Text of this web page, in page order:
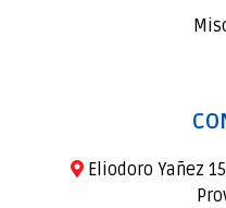
Eliodoro Yañez